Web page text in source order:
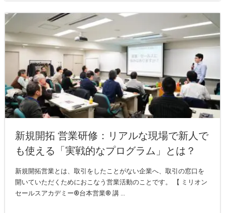
新規開拓 営業研修：リアルな現場で新人で
も使える「実戦的なプログラム」とは？
新規開拓営業とは、取引をしたことがない企業へ、取引の窓口を
開いていただくためにおこなう営業活動のことです。 【 ミリオン
セールスアカデミー®︎台本営業®︎ 講 ...